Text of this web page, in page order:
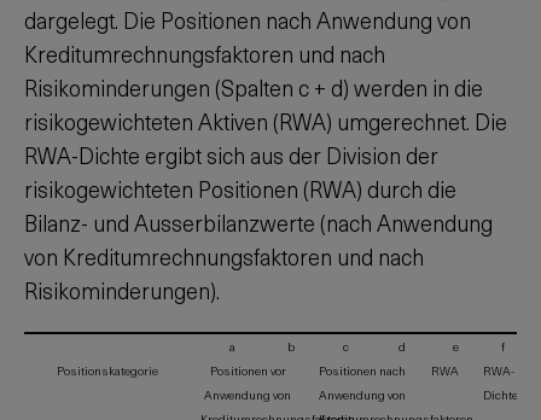
dargelegt. Die Positionen nach Anwendung von
Kreditumrechnungsfaktoren und nach
Risikominderungen (Spalten c + d) werden in die
risikogewichteten Aktiven (RWA) umgerechnet. Die
RWA-Dichte ergibt sich aus der Division der
risikogewichteten Positionen (RWA) durch die
Bilanz- und Ausserbilanzwerte (nach Anwendung
von Kreditumrechnungsfaktoren und nach
Risikominderungen).
a b c d e
f
Positionskategorie
Positionen vor
Anwendung von
Positionen nach
Anwendung von
RWA
RWA-
Dichte